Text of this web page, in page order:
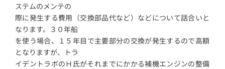
ステムのメンテの
際に発生する費用（交換部品代など）などについて話合いと
なります。３０年船
を使う場合、１５年目で主要部分の交換が発生するので高額
となりますが、トラ
イデントラボのＨ氏がそれまでにかかる補機エンジンの整備